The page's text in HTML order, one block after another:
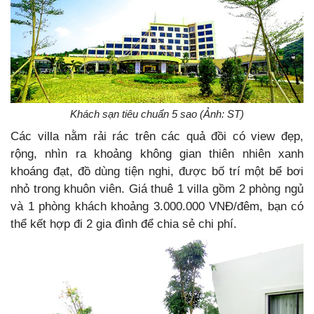
Khách sạn tiêu chuẩn 5 sao (Ảnh: ST)
Các villa nằm rải rác trên các quả đồi có view đẹp,
rộng, nhìn ra khoảng không gian thiên nhiên xanh
khoáng đạt, đồ dùng tiện nghi, được bố trí một bể bơi
nhỏ trong khuôn viên. Giá thuê 1 villa gồm 2 phòng ngủ
và 1 phòng khách khoảng 3.000.000 VNĐ/đêm, bạn có
thể kết hợp đi 2 gia đình để chia sẻ chi phí.